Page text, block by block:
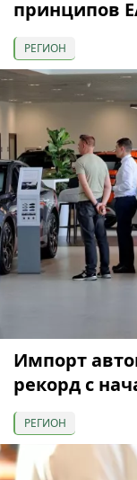
принципов
РЕГИОН
Импорт
рекорд с
РЕГИОН